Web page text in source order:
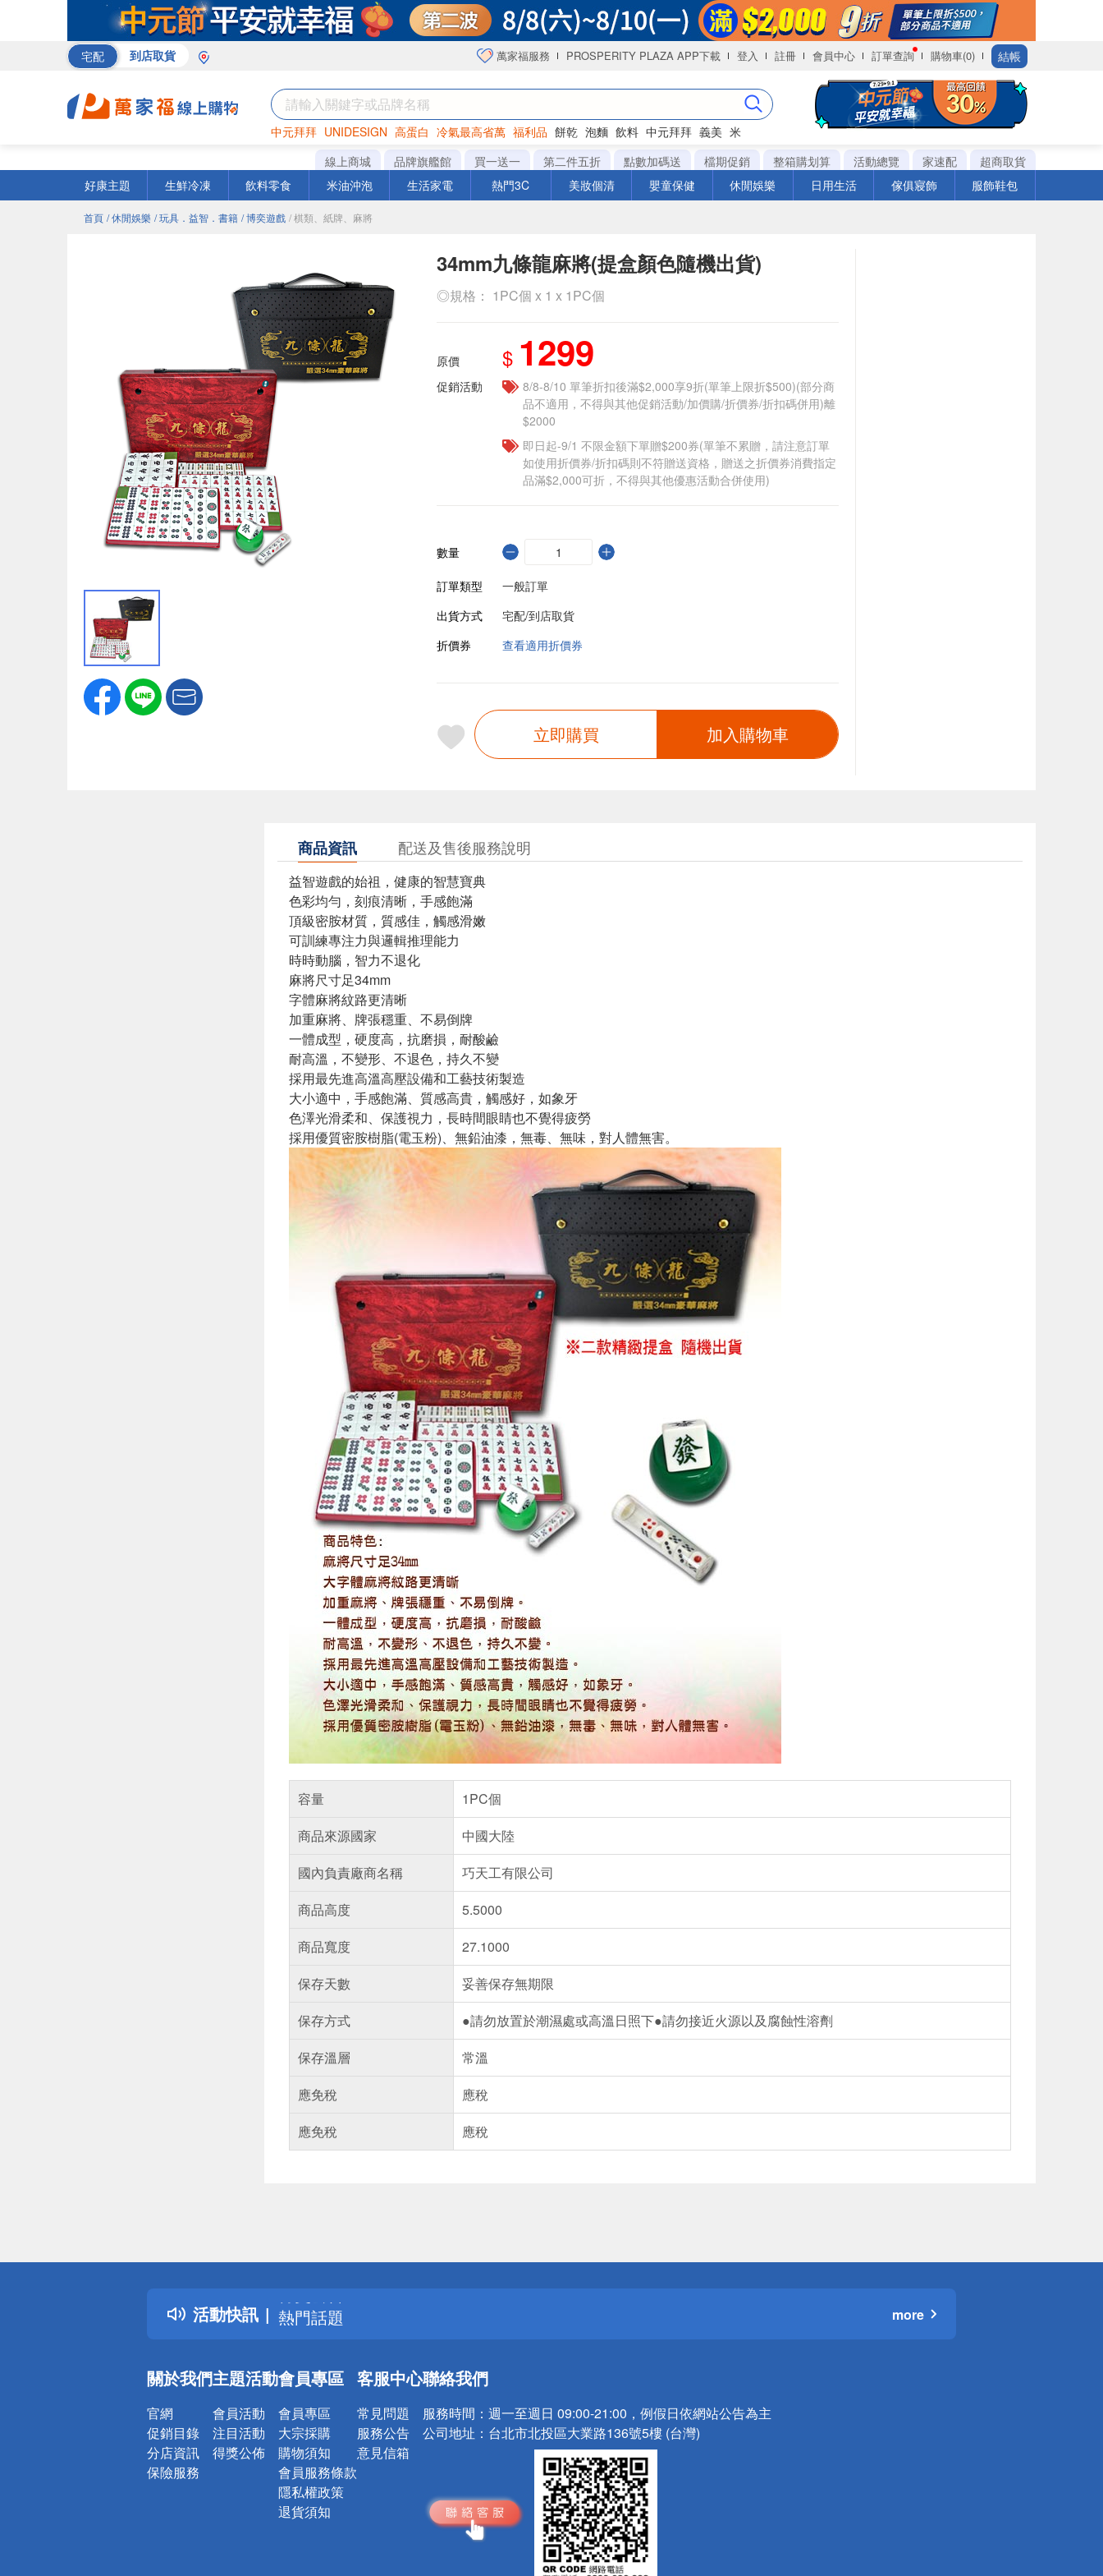
宅配 到店取貨 萬家福服務 PROSPERITY PLAZA APP下載 登入 註冊 會員中心 訂單查詢 購物車(0) 結帳
中元拜拜 UNIDESIGN 高蛋白 冷氣最高省萬 福利品 餅乾 泡麵 飲料 中元拜拜 義美 米
罐頭 咖啡 海苔
線上商城 品牌旗艦館 買一送一 第二件五折 點數加碼送 檔期促銷 整箱購划算 活動總覽 家速配
超商取貨
好康主題
生鮮冷凍 飲料零食 米油沖泡 生活家電 熱門3C 美妝個清 嬰童保健 休閒娛樂 日用生活 傢俱寢飾 服飾鞋包
首頁 / 休閒娛樂 / 玩具．益智．書籍 / 博奕遊戲 / 棋類、紙牌、麻將
34mm九條龍麻將(提盒顏色隨機出貨)
◎規格： 1PC個 x 1 x 1PC個
原價 $ 1299
促銷活動
8/8-8/10 單筆折扣後滿$2,000享9折(單筆上限折$500)(部分商
品不適用，不得與其他促銷活動/加價購/折價券/折扣碼併用)離
$2000
即日起-9/1 不限金額下單贈$200券(單筆不累贈，請注意訂單
如使用折價券/折扣碼則不符贈送資格，贈送之折價券消費指定
品滿$2,000可折，不得與其他優惠活動合併使用)
數量
訂單類型
一般訂單
出貨方式
宅配/到店取貨
折價券
查看適用折價券
立即購買 加入購物車
商品資訊 配送及售後服務說明
益智遊戲的始祖，健康的智慧寶典
色彩均勻，刻痕清晰，手感飽滿
頂級密胺材質，質感佳，觸感滑嫩
可訓練專注力與邏輯推理能力
時時動腦，智力不退化
麻將尺寸足34mm
字體麻將紋路更清晰
加重麻將、牌張穩重、不易倒牌
一體成型，硬度高，抗磨損，耐酸鹼
耐高溫，不變形、不退色，持久不變
採用最先進高溫高壓設備和工藝技術製造
大小適中，手感飽滿、質感高貴，觸感好，如象牙
色澤光滑柔和、保護視力，長時間眼睛也不覺得疲勞
採用優質密胺樹脂(電玉粉)、無鉛油漆，無毒、無味，對人體無害。
容量
1PC個
商品來源國家
中國大陸
國內負責廠商名稱
巧天工有限公司
商品高度
5.5000
商品寬度
27.1000
保存天數
妥善保存無期限
保存方式
●請勿放置於潮濕處或高溫日照下●請勿接近火源以及腐蝕性溶劑
保存溫層
常溫
應免稅
應稅
應免稅
應稅
活動快訊
詐騙網頁！請小心！
得獎公告
熱門話題
銀行優惠
詐騙網頁！請小心！
more
關於我們
官網
促銷目錄
分店資訊
保險服務
主題活動
會員活動
注目活動
得獎公佈
會員專區
會員專區
大宗採購
購物須知
會員服務條款
隱私權政策
退貨須知
客服中心
常見問題
服務公告
意見信箱
聯絡我們
服務時間： 週一至週日 09:00-21:00，例假日依網站公告為主
公司地址： 台北市北投區大業路136號5樓 (台灣)